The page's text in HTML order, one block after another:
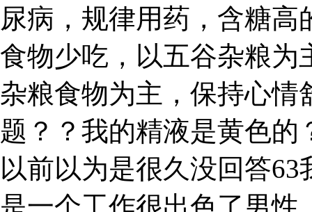
尿病，规律用药，含糖
食物少吃，以五谷杂粮为
杂粮食物为主，保持心情
题？？我的精液是黄色
以前以为是很久没回答
是一个工作很出色了男性